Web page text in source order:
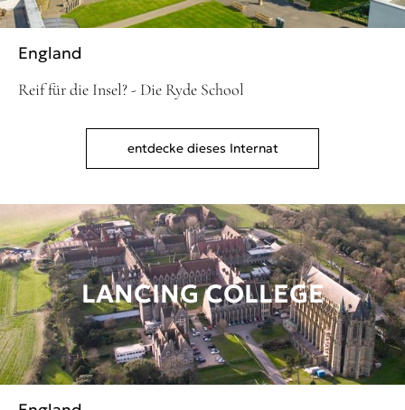
England
Reif für die Insel? - Die Ryde School
entdecke dieses Internat
LANCING COLLEGE